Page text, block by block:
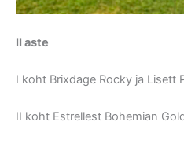
II aste
I koht Brixdage Rocky ja Lisett
II koht Estrellest Bohemian